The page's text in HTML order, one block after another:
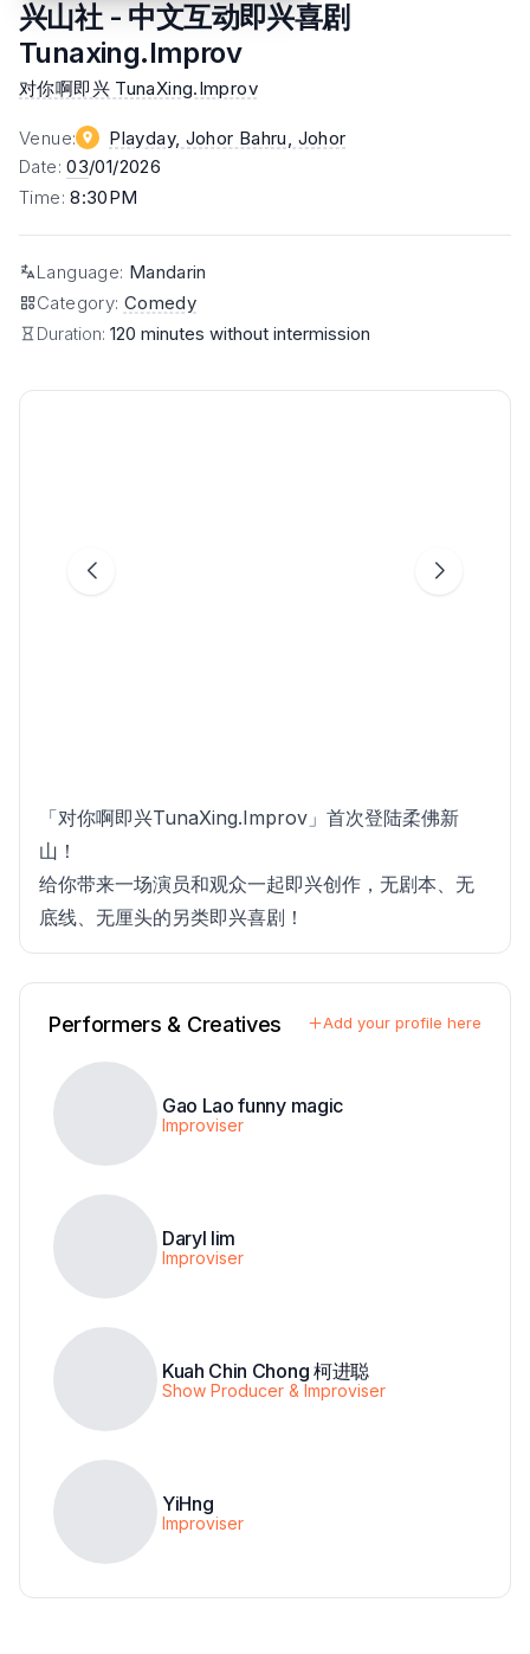
兴山社 - 中文互动即兴喜剧
Tunaxing.Improv
对你啊即兴 TunaXing.Improv
Venue: Playday, Johor Bahru , Johor
Date:03/01/2026
Time:8:30PM
Language: Mandarin
Category: Comedy
Duration: 120 minutes without intermission
「对你啊即兴TunaXing.Improv」首次登陆柔佛新
山！
给你带来一场演员和观众一起即兴创作，无剧本、无
底线、无厘头的另类即兴喜剧！
Performers & Creatives Add your profile here
Gao Lao funny magic
Improviser
Daryl lim
Improviser
Kuah Chin Chong 柯进聪
Show Producer & Improviser
YiHng
Improviser